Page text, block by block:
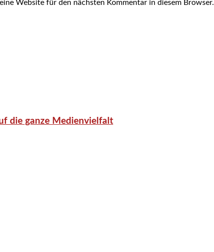
Website für den nächsten Kommentar in diesem Browser.
die ganze Medienvielfalt